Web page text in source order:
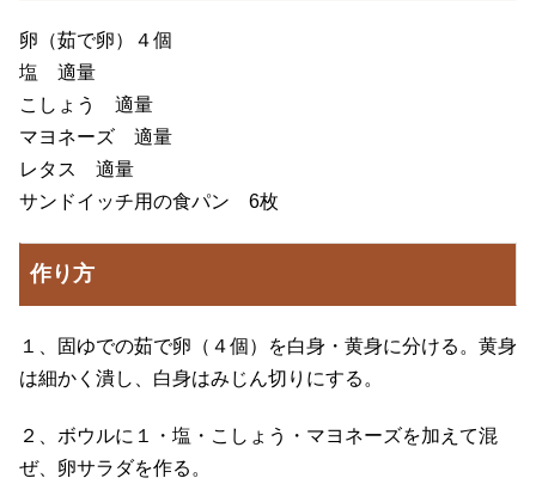
卵（茹で卵）４個
塩 適量
こしょう 適量
マヨネーズ 適量
レタス 適量
サンドイッチ用の食パン 6枚
作り方
１、固ゆでの茹で卵（４個）を白身・黄身に分ける。黄身
は細かく潰し、白身はみじん切りにする。
２、ボウルに１・塩・こしょう・マヨネーズを加えて混
ぜ、卵サラダを作る。